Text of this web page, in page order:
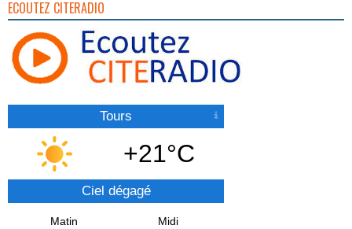
ECOUTEZ CITERADIO
Tours
+21°C
Ciel dégagé
Matin Midi